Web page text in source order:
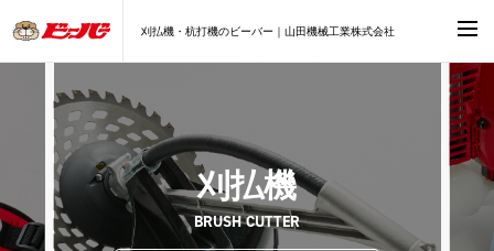
刈払機・杭打機のビーバー｜山田機械工業株式会社
刈払機
BRUSH CUTTER